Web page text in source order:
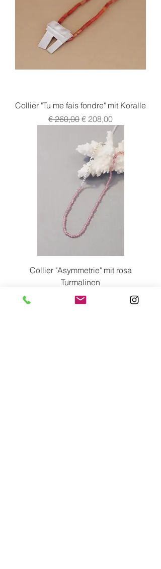
Collier "Tu me fais fondre" mit Koralle
Standardpreis
€ 260,00 Sale-Preis
€ 208,00
Collier "Asymmetrie" mit rosa
Turmalinen
Preis
€ 245,00